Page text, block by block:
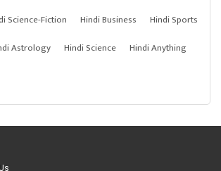
Science-Fiction Hindi Business
Hindi Sports
Astrology Hindi Science
Hindi Anything